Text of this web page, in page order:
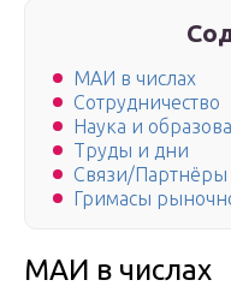
МАИ в числах
Сотрудничество
Наука и
Труды и дни
Связи/Партнёры
Гримасы
МАИ в числах